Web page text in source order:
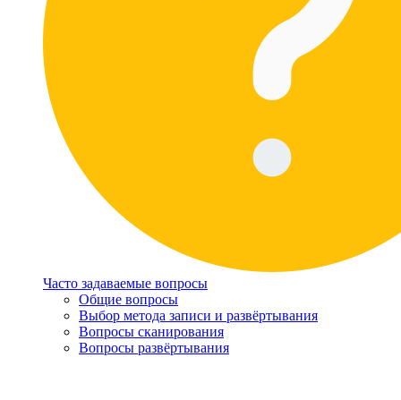
Часто задаваемые вопросы
Общие вопросы
Выбор метода записи и развёртывания
Вопросы сканирования
Вопросы развёртывания